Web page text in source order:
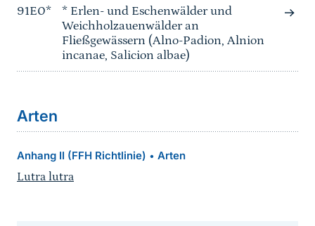
91E0*
* Erlen- und Eschenwälder und
Weichholzauenwälder an
Fließgewässern (Alno-Padion, Alnion
incanae, Salicion albae)
Arten
Anhang II (FFH Richtlinie) • Arten
Lutra lutra